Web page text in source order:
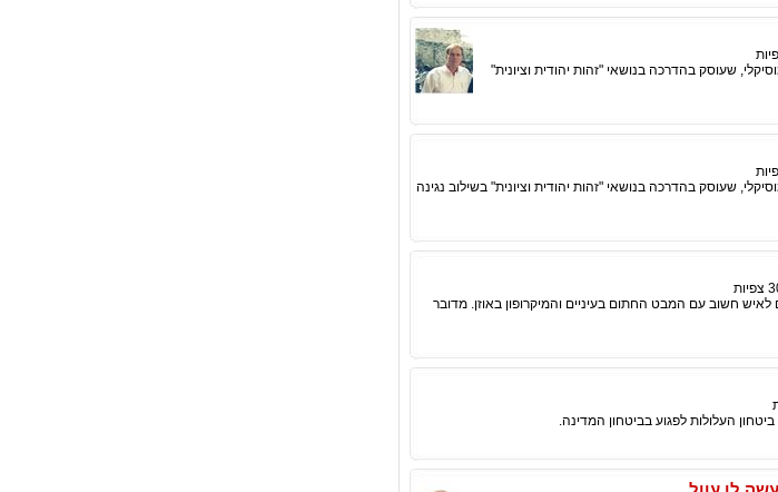
שעוסק בהדרכה בנושאי "זהות יהודית וציונית"
שעוסק בהדרכה בנושאי "זהות יהודית וציונית" בשילוב נגינה
צפיות
חשוב עם המבט החתום בעיניים והמיקרופון באוזן. מדובר
העלולות לפגוע בביטחון המדינה.